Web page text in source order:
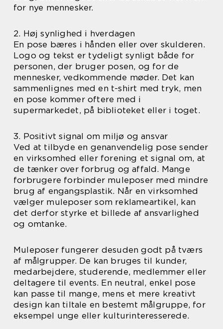
for nye mennesker.
2. Høj synlighed i hverdagen
En pose bæres i hånden eller over skulderen.
Logo og tekst er tydeligt synligt både for
personen, der bruger posen, og for de
mennesker, vedkommende møder. Det kan
sammenlignes med en t-shirt med tryk, men
en pose kommer oftere med i
supermarkedet, på biblioteket eller i toget.
3. Positivt signal om miljø og ansvar
Ved at tilbyde en genanvendelig pose sender
en virksomhed eller forening et signal om, at
de tænker over forbrug og affald. Mange
forbrugere forbinder muleposer med mindre
brug af engangsplastik. Når en virksomhed
vælger muleposer som reklameartikel, kan
det derfor styrke et billede af ansvarlighed
og omtanke.
Muleposer fungerer desuden godt på tværs
af målgrupper. De kan bruges til kunder,
medarbejdere, studerende, medlemmer eller
deltagere til events. En neutral, enkel pose
kan passe til mange, mens et mere kreativt
design kan tiltale en bestemt målgruppe, for
eksempel unge eller kulturinteresserede.